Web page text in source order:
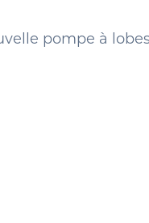
pompe à